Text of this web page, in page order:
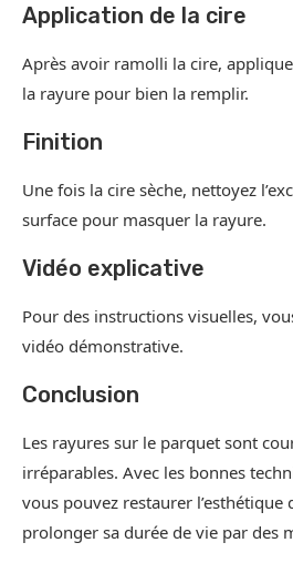
Application de la cire
Après avoir ramolli la cire,
la rayure pour bien la remplir.
Finition
Une fois la cire sèche, nettoyez
surface pour masquer la rayure.
Vidéo explicative
Pour des instructions visuelles,
vidéo démonstrative.
Conclusion
Les rayures sur le parquet sont
irréparables. Avec les bonnes
vous pouvez restaurer l’esthétique
prolonger sa durée de vie par des